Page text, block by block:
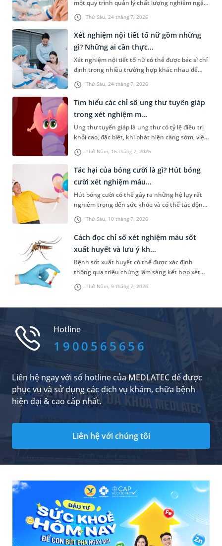
Thứ Sáu, 24 tháng 7, 2026
một quy trình quản lý chất lượng nghiêm ngặt,
xuyên suốt từ trước, trong và sau xét nghiệm.
Theo PGS.TS Nguyễn Thái Sơn - Giám đốc Hệ
thống Xét nghiệm MEDLATEC, chỉ khi mỗi công
đoạn đều được thực hiện đúng quy trình và
kiểm soát chặt chẽ, kết quả xét nghiệm mới
thực sự có giá trị trong phát hiện bệnh, hỗ trợ
chẩn đoán và theo dõi hiệu quả điều trị.
Thứ Sáu, 24 tháng 7, 2026
Xét nghiệm nội tiết tố nữ gồm những
gì? Những ai cần thực...
Xét nghiệm nội tiết tố nữ có thể được bác sĩ chỉ
định trong nhiều trường hợp khác nhau để
đánh giá về tình trạng sức khỏe của chị em, đặc
biệt là sức khỏe sinh sản. Vậy loại xét nghiệm
này bao gồm những gì? Những ai cần xét
Thứ Năm, 16 tháng 7, 2026
Tìm hiểu các chỉ số ung thư tuyến giáp
trong xét nghiệm m...
Ung thư tuyến giáp là ung thư có tỷ lệ điều trị
khỏi cao, đặc biệt, khi phát hiện càng sớm, việc
chữa trị sẽ càng hiệu quả. Do đó, việc tầm soát
định kỳ hoặc ngay khi có biểu hiện bất thường
là rất cần thiết. Vậy những chỉ số ung thư
tuyến giáp trong xét nghiệm máu nào cần được
quan tâm và người bệnh cần lưu ý điều gì?
Thứ Sáu, 10 tháng 7, 2026
Tác hại của bóng cười là gì? Hút bóng
cười xét nghiệm máu...
Hút bóng cười có thể gây ra những hệ lụy rất
nghiêm trọng đến sức khỏe và có thể tác động
tiêu cực đến đời sống xã hội. Trong đó, một vấn
đề được nhiều người quan tâm là “hút bóng
cười xét nghiệm máu có ra không”. Dưới đây là
thông tin chi tiết giúp bạn trả lời câu hỏi này.
Thứ Năm, 9 tháng 7, 2026
Cách đọc chỉ số xét nghiệm máu sốt
xuất huyết và lưu ý kh...
Bệnh sốt xuất huyết có thể được xác định
thông qua triệu chứng lâm sàng kết hợp xét
nghiệm máu. Nhưng nắm được cách đọc chỉ số
xét nghiệm máu sốt xuất huyết không hề đơn
Hotline
1900565656
Liên hệ ngay với số hotline của MEDLATEC để được
phục vụ và sử dụng các dịch vụ khám, chữa bệnh
hiện đại & cao cấp nhất.
Liên hệ với chúng tôi